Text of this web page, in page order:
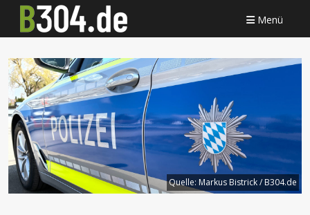
Menü
Quelle: Markus Bistrick / B304.de